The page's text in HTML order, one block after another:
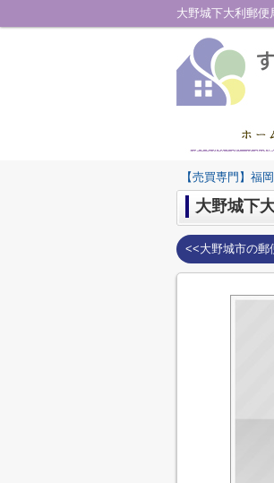
【売買専門】福
大野城下
<<大野城市の郵